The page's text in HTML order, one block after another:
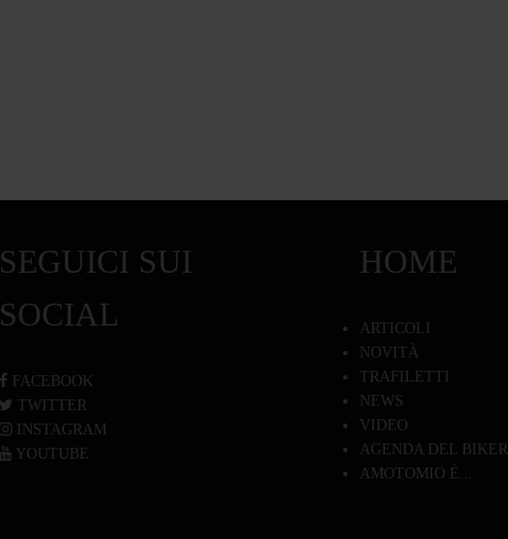
SEGUICI SUI
SOCIAL
FACEBOOK
TWITTER
INSTAGRAM
YOUTUBE
HOME
ARTICOLI
NOVITÀ
TRAFILETTI
NEWS
VIDEO
AGENDA DEL BIKER
AMOTOMIO È...